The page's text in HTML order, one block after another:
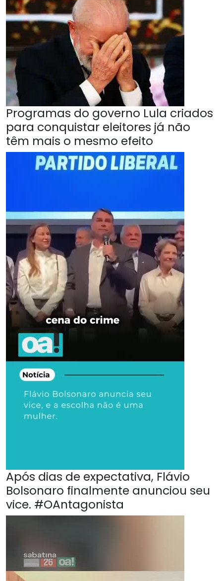
Programas do governo Lula criados
para conquistar eleitores já não
têm mais o mesmo efeito
Após dias de expectativa, Flávio
Bolsonaro finalmente anunciou seu
vice. #OAntagonista